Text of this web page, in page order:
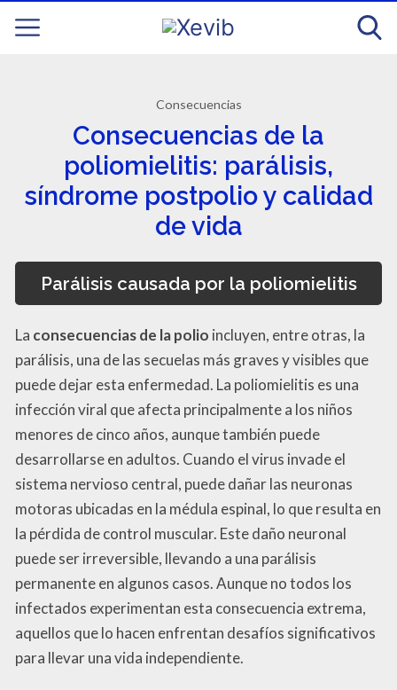
Consecuencias
Consecuencias de la
poliomielitis: parálisis,
síndrome postpolio y calidad
de vida
Parálisis causada por la poliomielitis
La consecuencias de la polio incluyen, entre otras, la
parálisis, una de las secuelas más graves y visibles que
puede dejar esta enfermedad. La poliomielitis es una
infección viral que afecta principalmente a los niños
menores de cinco años, aunque también puede
desarrollarse en adultos. Cuando el virus invade el
sistema nervioso central, puede dañar las neuronas
motoras ubicadas en la médula espinal, lo que resulta en
la pérdida de control muscular. Este daño neuronal
puede ser irreversible, llevando a una parálisis
permanente en algunos casos. Aunque no todos los
infectados experimentan esta consecuencia extrema,
aquellos que lo hacen enfrentan desafíos significativos
para llevar una vida independiente.